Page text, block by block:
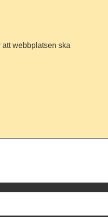
webbplatsen ska